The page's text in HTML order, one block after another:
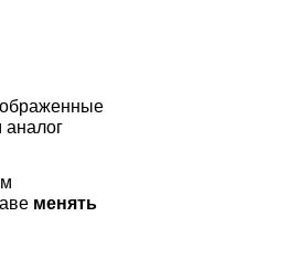
аналог
менять